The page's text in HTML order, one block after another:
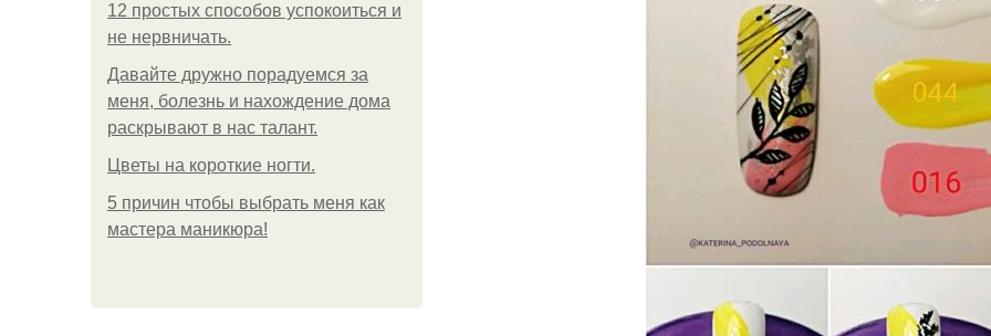
12 простых способов успокоиться и
не нервничать.
Давайте дружно порадуемся за
меня, болезнь и нахождение дома
раскрывают в нас талант.
Цветы на короткие ногти.
5 причин чтобы выбрать меня как
мастера маникюра!